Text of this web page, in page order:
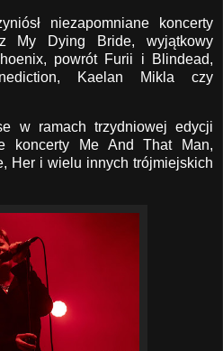
niezapomniane koncerty
My Dying Bride, wyjątkowy
powrót Furii i Blindead,
Kaelan Mikla czy
w ramach trzydniowej edycji
koncerty Me And That Man,
Her i wielu innych trójmiejskich